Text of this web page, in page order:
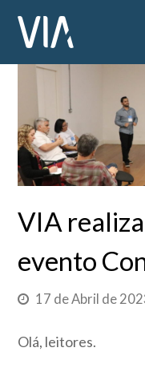
VIA
evento
17 de Abril de
Olá, leitores.